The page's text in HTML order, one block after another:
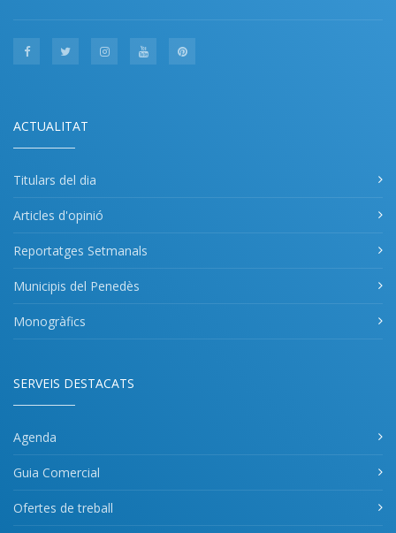
ACTUALITAT
Titulars del dia
Articles d'opinió
Reportatges Setmanals
Municipis del Penedès
Monogràfics
SERVEIS DESTACATS
Agenda
Guia Comercial
Ofertes de treball